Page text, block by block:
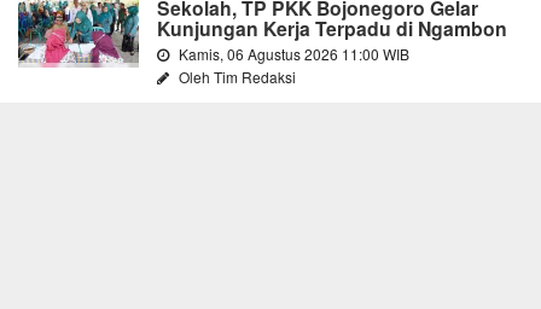
Sekolah, TP PKK Bojonegoro Gelar
Kunjungan Kerja Terpadu di Ngambon
Kamis, 06 Agustus 2026 11:00 WIB
Oleh Tim Redaksi